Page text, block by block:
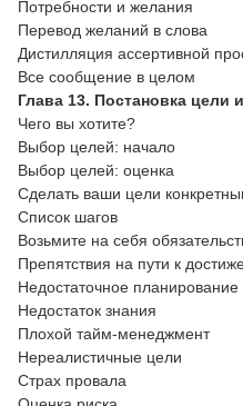
Потребности и желания
Перевод желаний в слова
Дистилляция ассертивной
Все сообщение в целом
Глава 13. Постановка цели
Чего вы хотите?
Выбор целей: начало
Выбор целей: оценка
Сделать ваши цели
Список шагов
Возьмите на себя
Препятствия на пути к
Недостаточное планирование
Недостаток знания
Плохой тайм-менеджмент
Нереалистичные цели
Страх провала